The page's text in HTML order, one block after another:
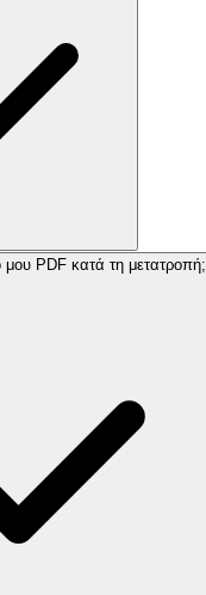
μου PDF κατά τη μετατροπή;